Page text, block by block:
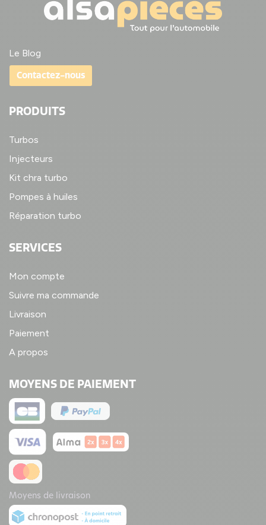
Le Blog
Contactez-nous
PRODUITS
Turbos
Injecteurs
Kit chra turbo
Pompes à huiles
Réparation turbo
SERVICES
Mon compte
Suivre ma commande
Livraison
Paiement
A propos
MOYENS DE PAIEMENT
Moyens de livraison